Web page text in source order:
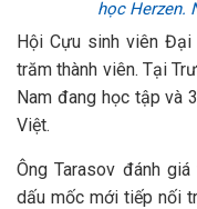
học Herzen.
Hội Cựu sinh viên
trăm thành viên. Tại
Nam đang học tập và
Việt.
Ông Tarasov đánh
dấu mốc mới tiếp nối